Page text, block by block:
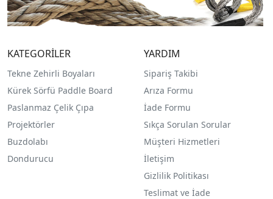
KATEGORİLER
Tekne Zehirli Boyaları
Kürek Sörfü Paddle Board
Paslanmaz Çelik Çıpa
Projektörler
Buzdolabı
Dondurucu
YARDIM
Sipariş Takibi
Arıza Formu
İade Formu
Sıkça Sorulan Sorular
Müşteri Hizmetleri
İletişim
Gizlilik Politikası
Teslimat ve İade